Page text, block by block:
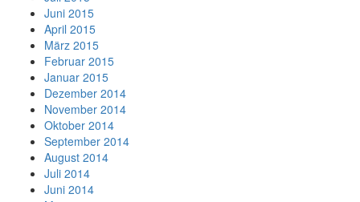
Juni 2015
April 2015
März 2015
Februar 2015
Januar 2015
Dezember 2014
November 2014
Oktober 2014
September 2014
August 2014
Juli 2014
Juni 2014